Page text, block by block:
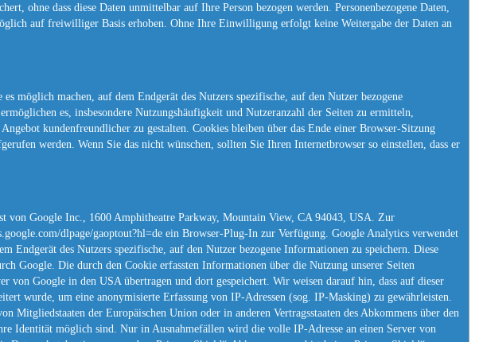
ohne dass diese Daten unmittelbar auf Ihre Person bezogen werden. Personenbezogene Daten,
auf freiwilliger Basis erhoben. Ohne Ihre Einwilligung erfolgt keine Weitergabe der Daten an
möglich machen, auf dem Endgerät des Nutzers spezifische, auf den Nutzer bezogene
es, insbesondere Nutzungshäufigkeit und Nutzeranzahl der Seiten zu ermitteln,
kundenfreundlicher zu gestalten. Cookies bleiben über das Ende einer Browser-Sitzung
werden. Wenn Sie das nicht wünschen, sollten Sie Ihren Internetbrowser so einstellen, dass er
von Google Inc., 1600 Amphitheatre Parkway, Mountain View, CA 94043, USA. Zur
dlpage/gaoptout?hl=de ein Browser-Plug-In zur Verfügung. Google Analytics verwendet
Endgerät des Nutzers spezifische, auf den Nutzer bezogene Informationen zu speichern. Diese
Google. Die durch den Cookie erfassten Informationen über die Nutzung unserer Seiten
von Google in den USA übertragen und dort gespeichert. Wir weisen darauf hin, dass auf dieser
wurde, um eine anonymisierte Erfassung von IP-Adressen (sog. IP-Masking) zu gewährleisten.
Mitgliedstaaten der Europäischen Union oder in anderen Vertragsstaaten des Abkommens über den
Identität möglich sind. Nur in Ausnahmefällen wird die volle IP-Adresse an einen Server von